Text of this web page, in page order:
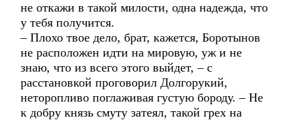
не откажи в такой милости, одна надежда, что
у тебя получится.
– Плохо твое дело, брат, кажется, Боротынов
не расположен идти на мировую, уж и не
знаю, что из всего этого выйдет, – с
расстановкой проговорил Долгорукий,
неторопливо поглаживая густую бороду. – Не
к добру князь смуту затеял, такой грех на